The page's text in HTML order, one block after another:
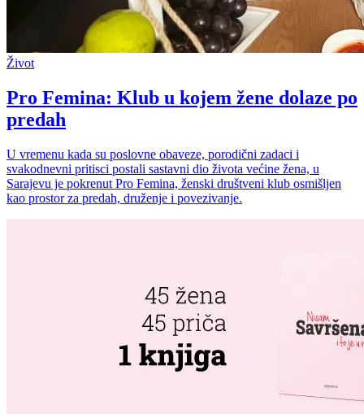
Život
Pro Femina: Klub u kojem žene dolaze po
predah
U vremenu kada su poslovne obaveze, porodični zadaci i
svakodnevni pritisci postali sastavni dio života većine žena, u
Sarajevu je pokrenut Pro Femina, ženski društveni klub osmišljen
kao prostor za predah, druženje i povezivanje.